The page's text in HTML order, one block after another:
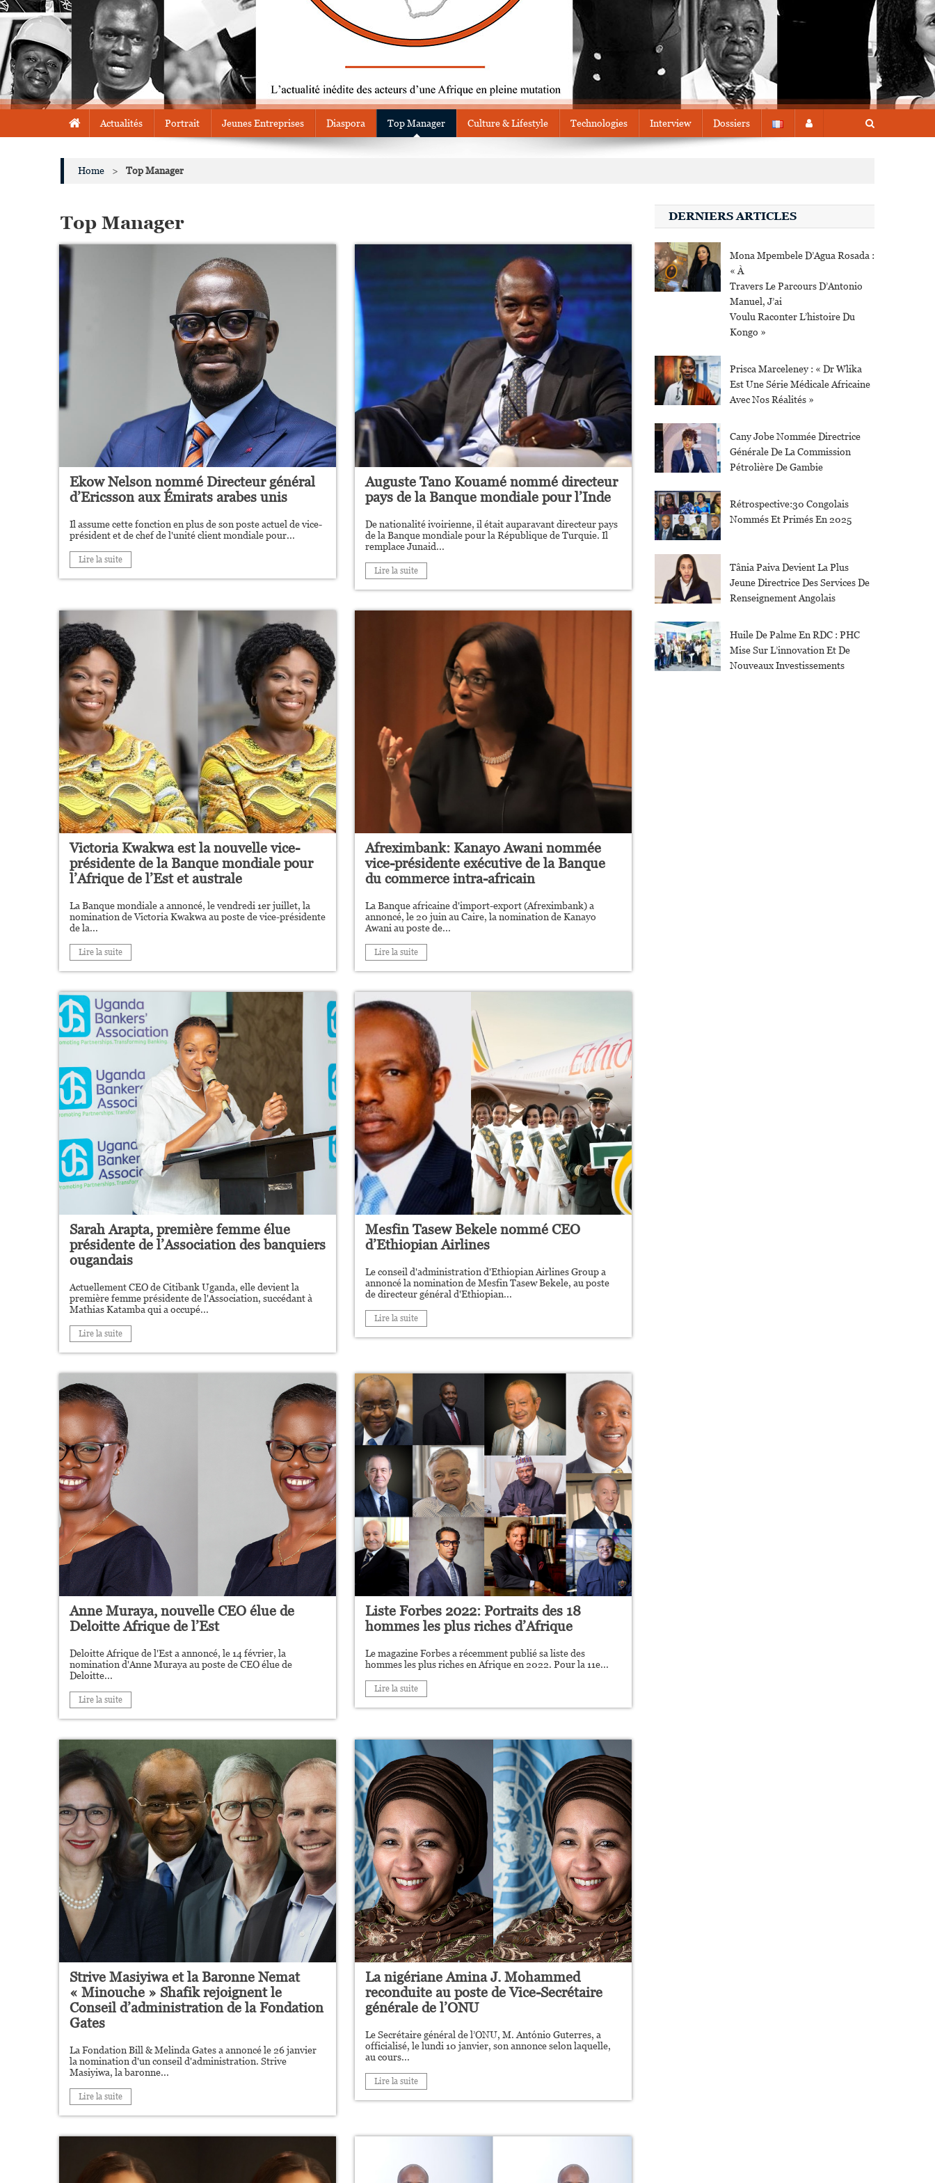
Actualités Portrait Jeunes Entreprises Diaspora Top Manager Culture & Lifestyle Technologies Interview Dossiers
Home > Top Manager
Top Manager
Ekow Nelson nommé Directeur général
d’Ericsson aux Émirats arabes unis
Il assume cette fonction en plus de son poste actuel de vice-
président et de chef de l'unité client mondiale pour...
Lire la suite
Auguste Tano Kouamé nommé directeur
pays de la Banque mondiale pour l’Inde
De nationalité ivoirienne, il était auparavant directeur pays
de la Banque mondiale pour la République de Turquie. Il
remplace Junaid...
Lire la suite
Victoria Kwakwa est la nouvelle vice-
présidente de la Banque mondiale pour
l’Afrique de l’Est et australe
La Banque mondiale a annoncé, le vendredi 1er juillet, la
nomination de Victoria Kwakwa au poste de vice-présidente
de la...
Lire la suite
Afreximbank: Kanayo Awani nommée
vice-présidente exécutive de la Banque
du commerce intra-africain
La Banque africaine d'import-export (Afreximbank) a
annoncé, le 20 juin au Caire, la nomination de Kanayo
Awani au poste de...
Lire la suite
Sarah Arapta, première femme élue
présidente de l’Association des banquiers
ougandais
Actuellement CEO de Citibank Uganda, elle devient la
première femme présidente de l'Association, succédant à
Mathias Katamba qui a occupé...
Lire la suite
Mesfin Tasew Bekele nommé CEO
d’Ethiopian Airlines
Le conseil d'administration d'Ethiopian Airlines Group a
annoncé la nomination de Mesfin Tasew Bekele, au poste
de directeur général d'Ethiopian...
Lire la suite
Anne Muraya, nouvelle CEO élue de
Deloitte Afrique de l’Est
Deloitte Afrique de l'Est a annoncé, le 14 février, la
nomination d'Anne Muraya au poste de CEO élue de
Deloitte...
Lire la suite
Liste Forbes 2022: Portraits des 18
hommes les plus riches d’Afrique
Le magazine Forbes a récemment publié sa liste des
hommes les plus riches en Afrique en 2022. Pour la 11e...
Lire la suite
Strive Masiyiwa et la Baronne Nemat
« Minouche » Shafik rejoignent le
Conseil d’administration de la Fondation
Gates
La Fondation Bill & Melinda Gates a annoncé le 26 janvier
la nomination d'un conseil d'administration. Strive
Masiyiwa, la baronne...
Lire la suite
La nigériane Amina J. Mohammed
reconduite au poste de Vice-Secrétaire
générale de l’ONU
Le Secrétaire général de l’ONU, M. António Guterres, a
officialisé, le lundi 10 janvier, son annonce selon laquelle,
au cours...
Lire la suite
DERNIERS ARTICLES
Mona Mpembele D’Agua Rosada :
« À
Travers Le Parcours D’Antonio
Manuel, J’ai
Voulu Raconter L’histoire Du
Kongo »
Prisca Marceleney : « Dr Wlika
Est Une Série Médicale Africaine
Avec Nos Réalités »
Cany Jobe Nommée Directrice
Générale De La Commission
Pétrolière De Gambie
Rétrospective:30 Congolais
Nommés Et Primés En 2025
Tânia Paiva Devient La Plus
Jeune Directrice Des Services De
Renseignement Angolais
Huile De Palme En RDC : PHC
Mise Sur L’innovation Et De
Nouveaux Investissements